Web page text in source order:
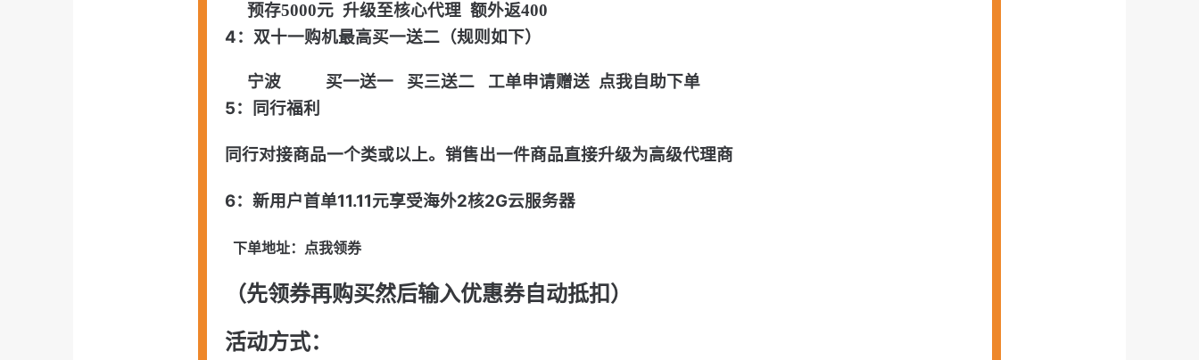
预存5000元 升级至核心代理 额外返400
4：双十一购机最高买一送二（规则如下）
宁波 买一送一 买三送二 工单申请赠送 点我自助下单
5：同行福利
同行对接商品一个类或以上。销售出一件商品直接升级为高级代理商
6：新用户首单11.11元享受海外2核2G云服务器
下单地址： 点我领券
（先领券再购买然后输入优惠券自动抵扣）
活动方式：